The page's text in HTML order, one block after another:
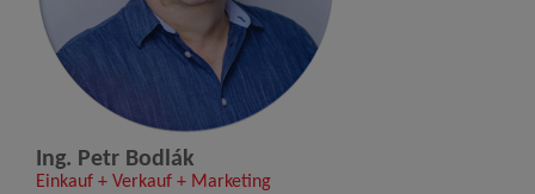
Ing. Petr Bodlák
Einkauf + Verkauf + Marketing